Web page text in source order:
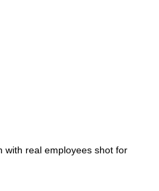
with real employees shot for